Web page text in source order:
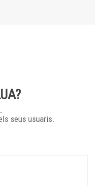
seus usuaris.